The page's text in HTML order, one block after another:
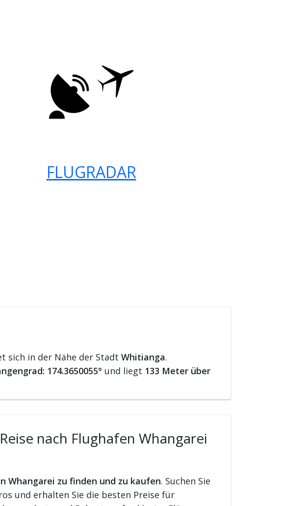
FLUGRADAR
sich in der Nähe der Stadt Whitianga.
174.3650055° und liegt 133 Meter über
nach Flughafen Whangarei
Whangarei zu finden und zu kaufen. Suchen Sie
und erhalten Sie die besten Preise für